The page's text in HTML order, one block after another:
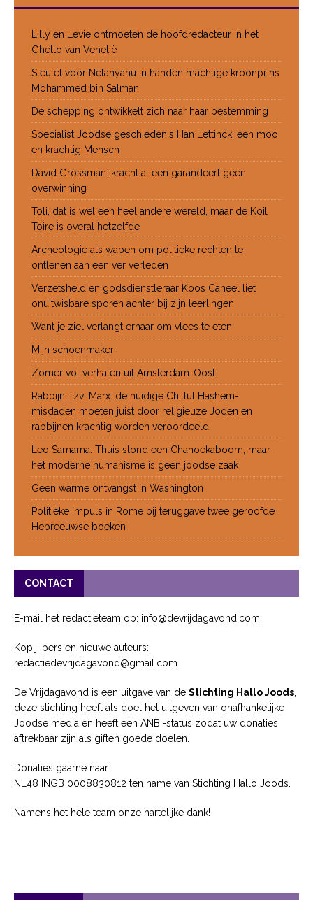
Lilly en Levie ontmoeten de hoofdredacteur in het
Ghetto van Venetië
Sleutel voor Netanyahu in handen machtige kroonprins
Mohammed bin Salman
De schepping ontwikkelt zich naar haar bestemming
Specialist Joodse geschiedenis Han Lettinck, een mooi
en krachtig Mensch
David Grossman: kracht alleen garandeert geen
overwinning
Toli, dat is wel een heel andere wereld, maar de Koil
Toire is overal hetzelfde
Archeologie als wapen om politieke rechten te
ontlenen aan een ver verleden
Verzetsheld en godsdienstleraar Koos Caneel liet
onuitwisbare sporen achter bij zijn leerlingen
Want je ziel verlangt ernaar om vlees te eten
Mijn schoenmaker
Zomer vol verhalen uit Amsterdam-Oost
Rabbijn Tzvi Marx: de huidige Chillul Hashem-
misdaden moeten juist door religieuze Joden en
rabbijnen krachtig worden veroordeeld
Leo Samama: Thuis stond een Chanoekaboom, maar
het moderne humanisme is geen joodse zaak
Geen warme ontvangst in Washington
Politieke impuls in Rome bij teruggave twee geroofde
Hebreeuwse boeken
CONTACT
E-mail het redactieteam op: info@devrijdagavond.com
Kopij, pers en nieuwe auteurs:
redactiedevrijdagavond@gmail.com
De Vrijdagavond is een uitgave van de Stichting Hallo Joods,
deze stichting heeft als doel het uitgeven van onafhankelijke
Joodse media en heeft een ANBI-status zodat uw donaties
aftrekbaar zijn als giften goede doelen.
Donaties gaarne naar:
NL48 INGB 0008830812 ten name van Stichting Hallo Joods.
Namens het hele team onze hartelijke dank!